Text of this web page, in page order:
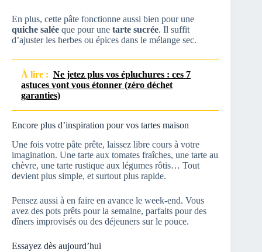
En plus, cette pâte fonctionne aussi bien pour une
quiche salée que pour une tarte sucrée. Il suffit
d’ajuster les herbes ou épices dans le mélange sec.
À lire : Ne jetez plus vos épluchures : ces 7
astuces vont vous étonner (zéro déchet
garanties)
Encore plus d’inspiration pour vos tartes maison
Une fois votre pâte prête, laissez libre cours à votre
imagination. Une tarte aux tomates fraîches, une tarte au
chèvre, une tarte rustique aux légumes rôtis… Tout
devient plus simple, et surtout plus rapide.
Pensez aussi à en faire en avance le week-end. Vous
avez des pots prêts pour la semaine, parfaits pour des
dîners improvisés ou des déjeuners sur le pouce.
Essayez dès aujourd’hui